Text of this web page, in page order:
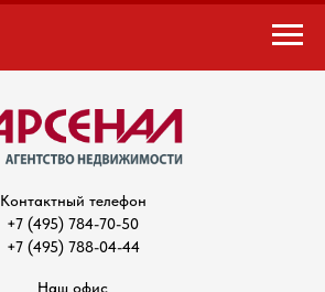
Контактный телефон
+7 (495) 784-70-50
+7 (495) 788-04-44
Наш офис